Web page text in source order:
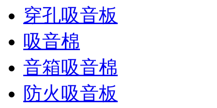
穿孔吸音板
吸音棉
音箱吸音棉
防火吸音板